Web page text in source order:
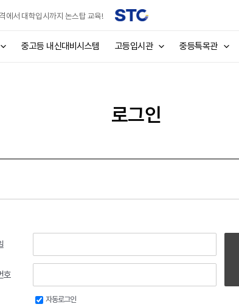
에서 대학입시까지 논스탑 교육!
중고등 내신대비시스템 고등입시관 중등특목관
로그인
호
자동로그인